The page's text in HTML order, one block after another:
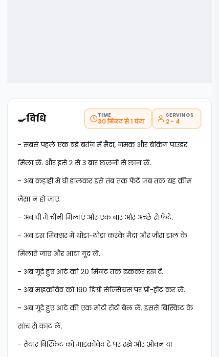
🍳विधि TIME
30 मिनट से 1 घंटा
SERVINGS
2 - 4
- सबसे पहले एक बड़े बर्तन में मैदा, नमक और बेकिंग पाउडर
मिला लें. और इसे 2 से 3 बार छलनी से छान लें.
- अब कड़ाही में घी डालकर इसे तब तक फेंटें जब तक यह क्रीम
जैसा न हो जाए.
- अब घी में चीनी मिलाएं और एक बार और अच्छे से फेंटें.
- अब इस मिक्सर में थोड़ा-थोड़ा करके मैदा और जीरा डाल के
मिलाते जाएं और आटा गूंद लें.
- अब गूंदे हुए आटे को 20 मिनट तक ढककर रख दें.
- अब माइक्रोवेव को 190 डिग्री सेल्सियस पर प्री-हीट कर लें.
- अब गूंदे हुए आटे की एक मोटी रोटी बेल लें. इससे बिस्किट के
सांच से काट लें.
- तैयार बिस्किट को माइक्रोवेव ट्रे पर रखे और ओवन या